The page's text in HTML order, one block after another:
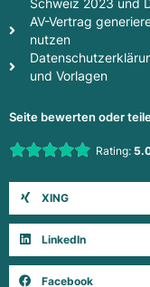
Schweiz 2023 und
AV-Vertrag
nutzen
und Vorlagen
Seite bewerten oder
Rate this item:Rating:
XING
LinkedIn
Facebook